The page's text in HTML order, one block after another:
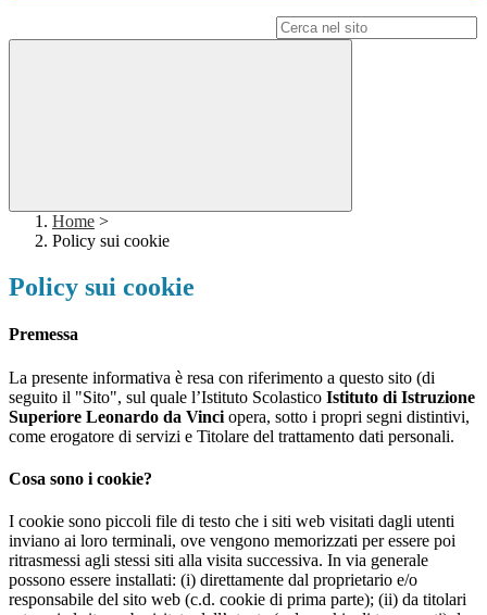
Home >
Policy sui cookie
Policy sui cookie
Premessa
La presente informativa è resa con riferimento a questo sito (di
seguito il "Sito", sul quale l’Istituto Scolastico Istituto di Istruzione
Superiore Leonardo da Vinci opera, sotto i propri segni distintivi,
come erogatore di servizi e Titolare del trattamento dati personali.
Cosa sono i cookie?
I cookie sono piccoli file di testo che i siti web visitati dagli utenti
inviano ai loro terminali, ove vengono memorizzati per essere poi
ritrasmessi agli stessi siti alla visita successiva. In via generale
possono essere installati: (i) direttamente dal proprietario e/o
responsabile del sito web (c.d. cookie di prima parte); (ii) da titolari